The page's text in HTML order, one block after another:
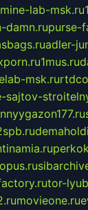
mine-lab-msk.ru
damn.rupurse-
adler-
1mus.ru
msk.ru
sajtov-
tor-
movieone.ru